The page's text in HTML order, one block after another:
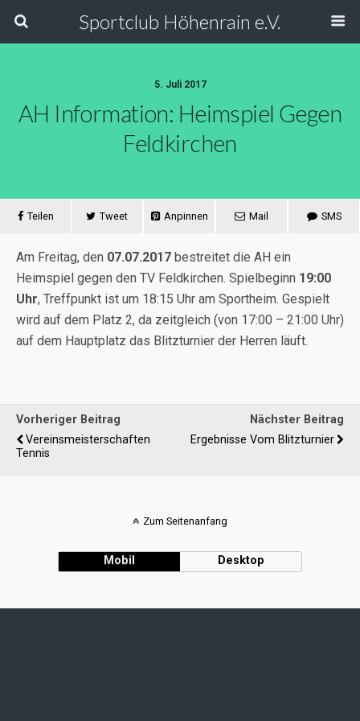
Sportclub Höhenrain e.V.
5. Juli 2017
AH Information: Heimspiel Gegen
Feldkirchen
Teilen Tweet Anpinnen Mail SMS
Am Freitag, den 07.07.2017 bestreitet die AH ein
Heimspiel gegen den TV Feldkirchen. Spielbeginn 19:00
Uhr, Treffpunkt ist um 18:15 Uhr am Sportheim. Gespielt
wird auf dem Platz 2, da zeitgleich (von 17:00 – 21:00 Uhr)
auf dem Hauptplatz das Blitzturnier der Herren läuft.
Vorheriger Beitrag
Vereinsmeisterschaften
Tennis
Nächster Beitrag
Ergebnisse Vom Blitzturnier
Zum Seitenanfang
Mobil Desktop